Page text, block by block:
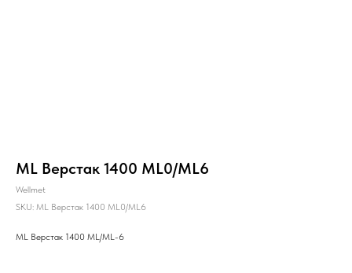
ML Верстак 1400 ML0/ML6
Wellmet
SKU: ML Верстак 1400 ML0/ML6
ML Верстак 1400 ML/ML-6